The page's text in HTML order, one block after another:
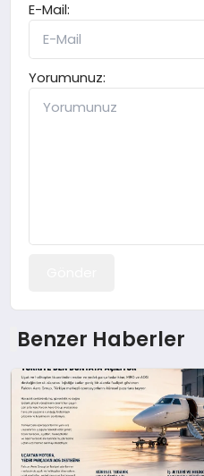
E-Mail:
Yorumunuz:
Benzer Haberler